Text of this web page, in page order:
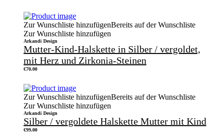
Zur Wunschliste hinzufügenBereits auf der Wunschliste
Zur Wunschliste hinzufügen
Arkandi Design
Mutter-Kind-Halskette in Silber / vergoldet,
mit Herz und Zirkonia-Steinen
€70.00
Zur Wunschliste hinzufügenBereits auf der Wunschliste
Zur Wunschliste hinzufügen
Arkandi Design
Silber / vergoldete Halskette Mutter mit Kind
€99.00